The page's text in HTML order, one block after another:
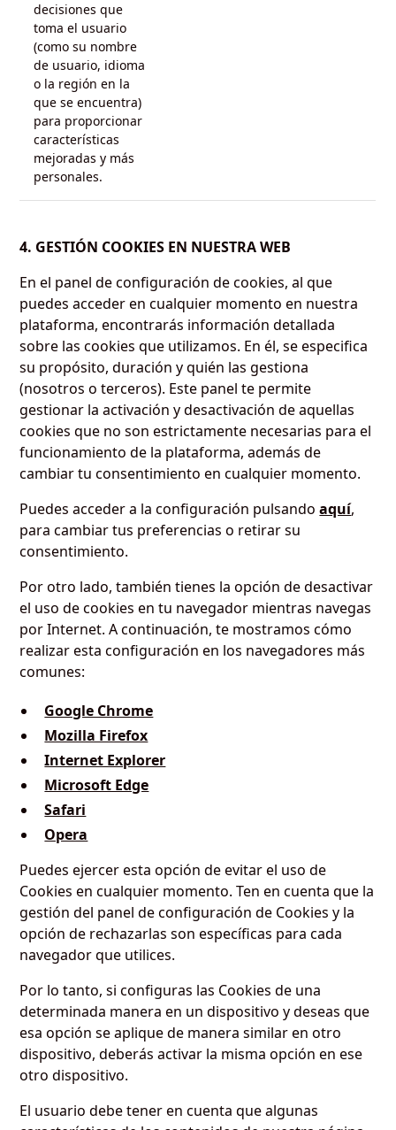
decisiones que
toma el usuario
(como su nombre
de usuario, idioma
o la región en la
que se encuentra)
para proporcionar
características
mejoradas y más
personales.
4. GESTIÓN COOKIES EN NUESTRA WEB
En el panel de configuración de cookies, al que
puedes acceder en cualquier momento en nuestra
plataforma, encontrarás información detallada
sobre las cookies que utilizamos. En él, se especifica
su propósito, duración y quién las gestiona
(nosotros o terceros). Este panel te permite
gestionar la activación y desactivación de aquellas
cookies que no son estrictamente necesarias para el
funcionamiento de la plataforma, además de
cambiar tu consentimiento en cualquier momento.
Puedes acceder a la configuración pulsandoaquí,
para cambiar tus preferencias o retirar su
consentimiento.
Por otro lado, también tienes la opción de desactivar
el uso de cookies en tu navegador mientras navegas
por Internet. A continuación, te mostramos cómo
realizar esta configuración en los navegadores más
comunes:
Google Chrome
Mozilla Firefox
Internet Explorer
Microsoft Edge
Safari
Opera
Puedes ejercer esta opción de evitar el uso de
Cookies en cualquier momento. Ten en cuenta que la
gestión del panel de configuración de Cookies y la
opción de rechazarlas son específicas para cada
navegador que utilices.
Por lo tanto, si configuras las Cookies de una
determinada manera en un dispositivo y deseas que
esa opción se aplique de manera similar en otro
dispositivo, deberás activar la misma opción en ese
otro dispositivo.
El usuario debe tener en cuenta que algunas